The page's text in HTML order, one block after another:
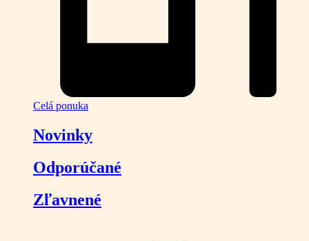
Celá ponuka
Novinky
Odporúčané
Zľavnené